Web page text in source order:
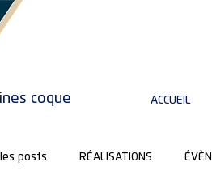
coque ACCUEIL
posts RÉALISATIONS